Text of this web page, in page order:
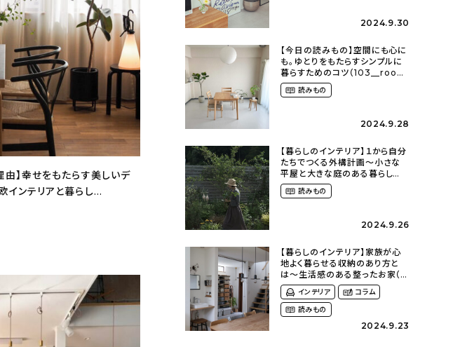
】幸せをもたらす美しいデ
インテリアと暮らし
2024.9.30
【今日の読みもの】空間にも心に
も。ゆとりをもたらすシンプルに
暮らすためのコツ（103__room
さん）
読みもの
2024.9.28
【暮らしのインテリア】１から自分
たちでつくる外構計画〜小さな
平屋と大きな庭のある暮らし
（tsumikiniwaさん）
読みもの
2024.9.26
【暮らしのインテリア】家族が心
地よく暮らせる収納のあり方と
は〜生活感のある整ったお家（
kaya___ieさん）
インテリア
コラム
読みもの
2024.9.23